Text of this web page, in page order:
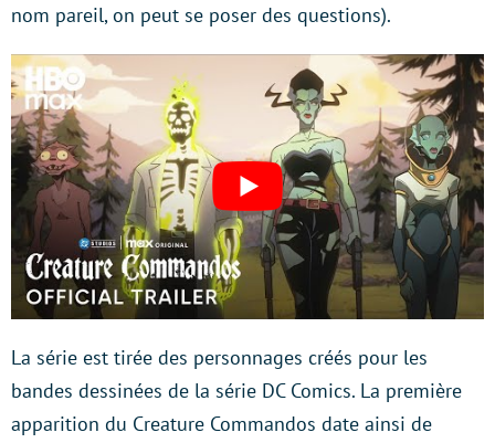
nom pareil, on peut se poser des questions).
La série est tirée des personnages créés pour les
bandes dessinées de la série DC Comics. La première
apparition du Creature Commandos date ainsi de